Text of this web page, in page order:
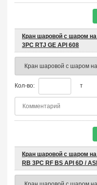
Кран шаровой с шаром
3PC RTJ GE API 608
Кол-во: т
Кран шаровой с шаром
RB 3PC RF BS API 6D /